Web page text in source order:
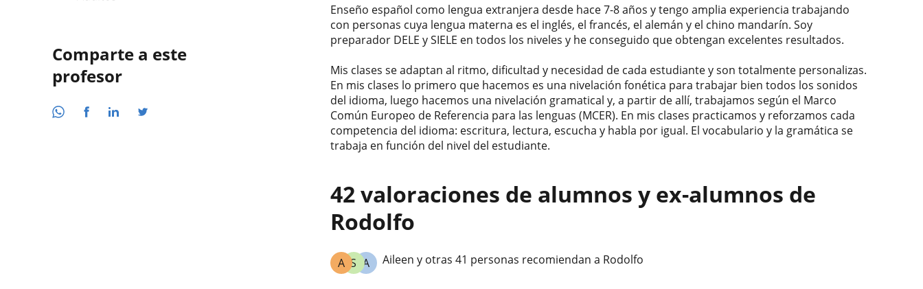
Comparte a este
profesor
Enseño español como lengua extranjera desde hace 7-8 años y tengo amplia experiencia trabajando
con personas cuya lengua materna es el inglés, el francés, el alemán y el chino mandarín. Soy
preparador DELE y SIELE en todos los niveles y he conseguido que obtengan excelentes resultados.
Mis clases se adaptan al ritmo, dificultad y necesidad de cada estudiante y son totalmente personalizas.
En mis clases lo primero que hacemos es una nivelación fonética para trabajar bien todos los sonidos
del idioma, luego hacemos una nivelación gramatical y, a partir de allí, trabajamos según el Marco
Común Europeo de Referencia para las lenguas (MCER). En mis clases practicamos y reforzamos cada
competencia del idioma: escritura, lectura, escucha y habla por igual. El vocabulario y la gramática se
trabaja en función del nivel del estudiante.
42 valoraciones de alumnos y ex-alumnos de
Rodolfo
A
S
A Aileen y otras 41 personas recomiendan a Rodolfo